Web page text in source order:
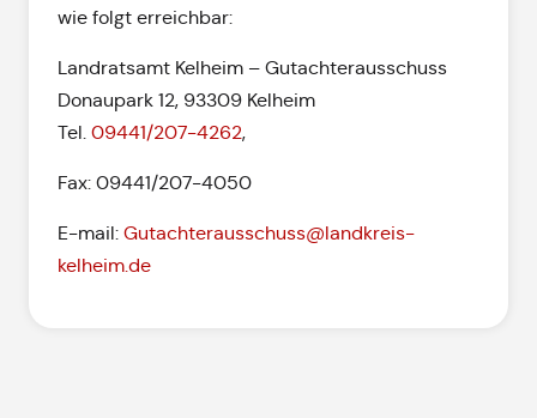
wie folgt erreichbar:
Landratsamt Kelheim – Gutachterausschuss
Donaupark 12, 93309 Kelheim
Tel. 09441/207-4262,
Fax: 09441/207-4050
E-mail: Gutachterausschuss@landkreis-
kelheim.de